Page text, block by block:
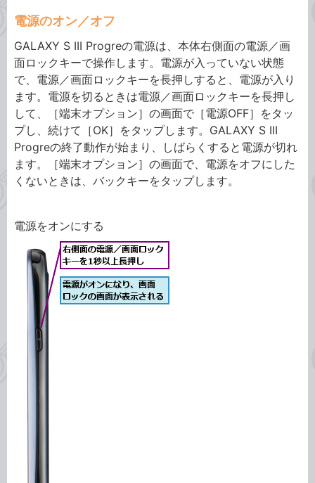
電源のオン／オフ
GALAXY S III Progreの電源は、本体右側面の電源／画
面ロックキーで操作します。電源が入っていない状態
で、電源／画面ロックキーを長押しすると、電源が入り
ます。電源を切るときは電源／画面ロックキーを長押し
して、［端末オプション］の画面で［電源OFF］をタッ
プし、続けて［OK］をタップします。GALAXY S III
Progreの終了動作が始まり、しばらくすると電源が切れ
ます。［端末オプション］の画面で、電源をオフにした
くないときは、バックキーをタップします。
電源をオンにする